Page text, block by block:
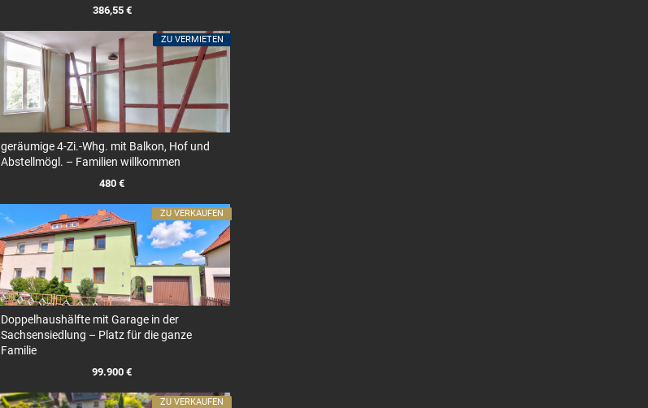
386,55 €
geräumige 4-Zi.-Whg. mit Balkon, Hof und
Abstellmögl. – Familien willkommen
480 €
ZU VERMIETEN
Doppelhaushälfte mit Garage in der
Sachsensiedlung – Platz für die ganze
Familie
99.900 €
ZU VERKAUFEN
ZU VERKAUFEN